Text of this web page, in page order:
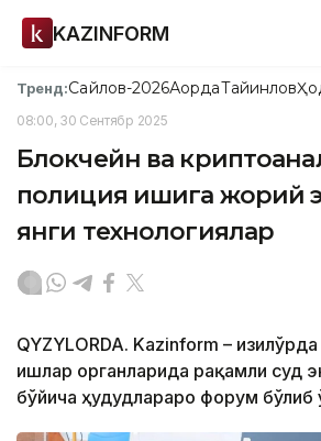
KAZINFORM
Тренд:Сайлов-2026АқордаТайинлов
08:00, 30 Сентябр 2025
Блокчейн ва
полиция ишига жорий
янги технологиялар
QYZYLORDA. Kazinform –
ишлар органларида рақамли суд
бўйича ҳудудлараро форум бўлиб